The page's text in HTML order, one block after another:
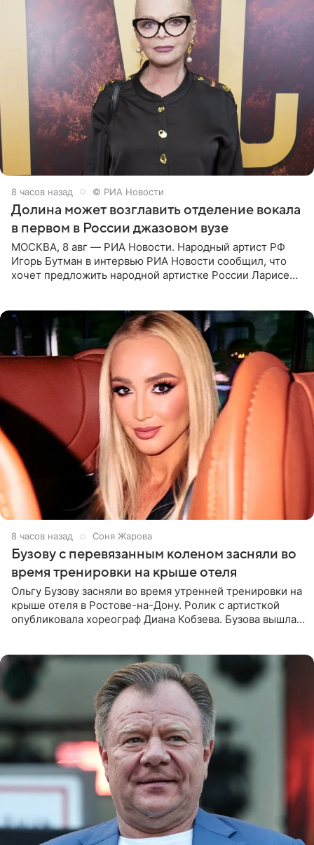
8 часов назад © РИА Новости
Долина может возглавить отделение вокала
в первом в России джазовом вузе
МОСКВА, 8 авг — РИА Новости. Народный артист РФ
Игорь Бутман в интервью РИА Новости сообщил, что
хочет предложить народной артистке России Ларисе
8 часов назад Соня Жарова
Бузову с перевязанным коленом засняли во
время тренировки на крыше отеля
Ольгу Бузову засняли во время утренней тренировки на
крыше отеля в Ростове-на-Дону. Ролик с артисткой
опубликовала хореограф Диана Кобзева. Бузова вышла